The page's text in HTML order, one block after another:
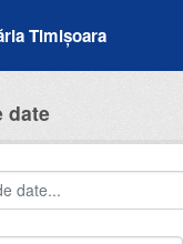
Timișoara
date